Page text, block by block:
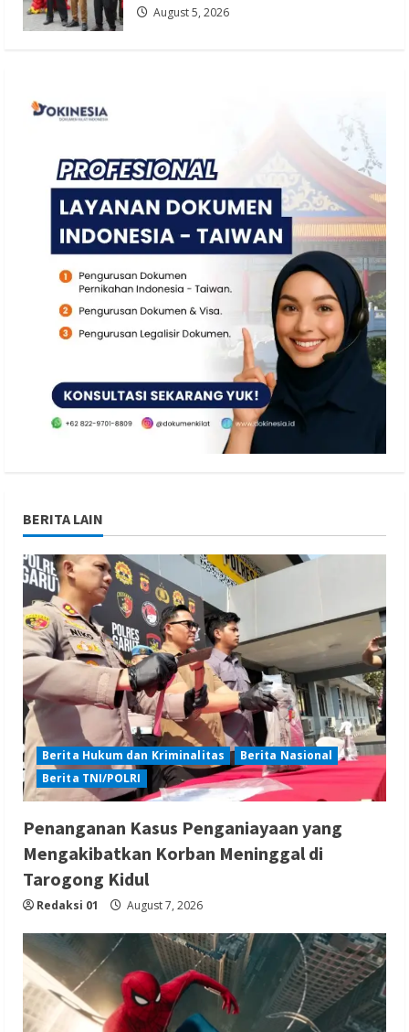
August 5, 2026
BERITA LAIN
Berita Hukum dan Kriminalitas
Berita Nasional
Berita TNI/POLRI
Penanganan Kasus Penganiayaan yang
Mengakibatkan Korban Meninggal di
Tarogong Kidul
Redaksi 01 August 7, 2026